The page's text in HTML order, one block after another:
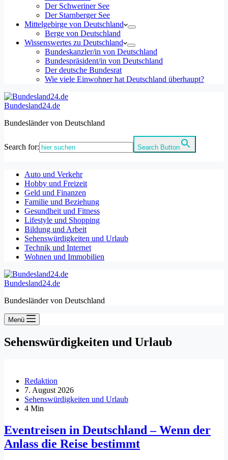
Der Schweriner See
Der Starnberger See
Mittelgebirge von Deutschland
Berge von Deutschland
Wissenswertes zu Deutschland
Bundeskanzler/in von Deutschland
Bundespräsident/in von Deutschland
Der deutsche Bundesrat
Wie viele Einwohner hat Deutschland überhaupt?
Bundesland24.de
Bundesländer von Deutschland
Search for: Search Button
Auto und Verkehr
Hobby und Freizeit
Geld und Finanzen
Familie und Beziehung
Gesundheit und Fitness
Lifestyle und Shopping
Bildung und Arbeit
Sehenswürdigkeiten und Urlaub
Technik und Internet
Wohnen und Immobilien
Bundesland24.de
Bundesländer von Deutschland
Menü
Sehenswürdigkeiten und Urlaub
Redaktion
7. August 2026
Sehenswürdigkeiten und Urlaub
4 Min
Eventreisen in Deutschland – Wenn der
Anlass die Reise bestimmt